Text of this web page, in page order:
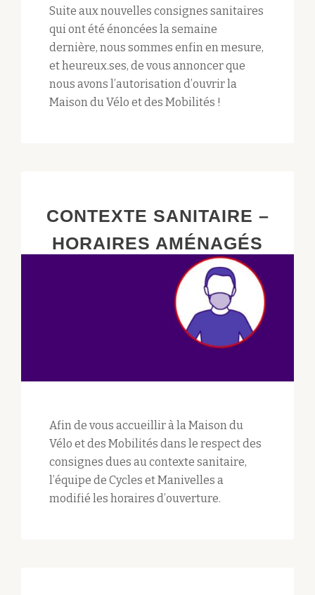
Suite aux nouvelles consignes sanitaires
qui ont été énoncées la semaine
dernière, nous sommes enfin en mesure,
et heureux.ses, de vous annoncer que
nous avons l’autorisation d’ouvrir la
Maison du Vélo et des Mobilités !
CONTEXTE SANITAIRE –
HORAIRES AMÉNAGÉS
Afin de vous accueillir à la Maison du
Vélo et des Mobilités dans le respect des
consignes dues au contexte sanitaire,
l’équipe de Cycles et Manivelles a
modifié les horaires d’ouverture.